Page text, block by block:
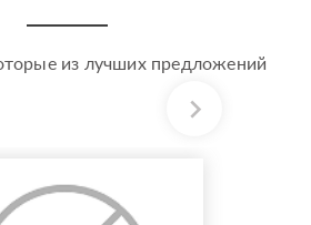
из лучших предложений